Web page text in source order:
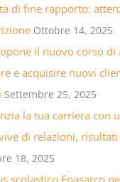
di fine rapporto:
Ottobre 14, 2025
il nuovo corso
e acquisire nuovi
Settembre 25, 2025
la tua carriera con
di relazioni,
18, 2025
scolastico Enasarco